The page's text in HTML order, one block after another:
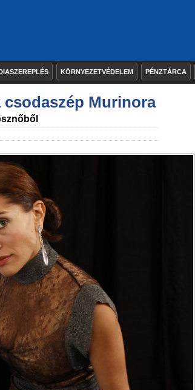
KÖRNYEZETVÉDELEM PÉNZTÁRCA
Murinora